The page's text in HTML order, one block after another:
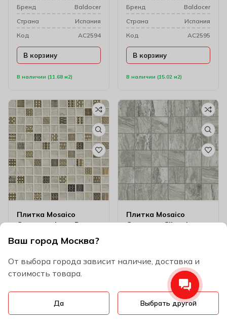
Ваш город Москва?
От выбора города зависит наличие, доставка и
стоимость товара.
Да Выбрать другой
В наличии (11.68 м2)
Бренд
Baldocer
Cтрана
Испания
Код
AC2594
В корзину
В наличии (15.02 м2)
Бренд
Baldocer
Cтрана
Испания
Код
AC2595
В корзину
Плитка Mosaico
Gemstone Ivory Dec
2410₽ шт
В корзину
Плитка Mosaico
Gemstone Silver Lux
Ascot
Италия
AC248
В корзину